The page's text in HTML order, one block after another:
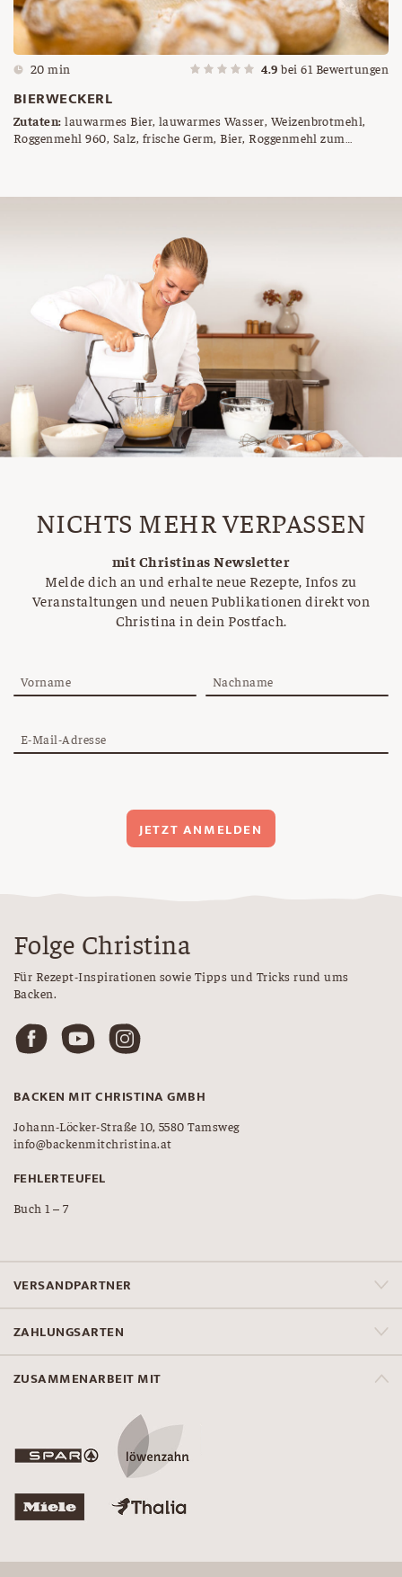
20 min 4.9 bei61 Bewertungen
BIERWECKERL
Zutaten: lauwarmes Bier, lauwarmes Wasser, Weizenbrotmehl,
Roggenmehl 960, Salz, frische Germ, Bier, Roggenmehl zum
NICHTS MEHR VERPASSEN
mit Christinas Newsletter
Melde dich an und erhalte neue Rezepte, Infos zu
Veranstaltungen und neuen Publikationen direkt von
Christina in dein Postfach.
Vorname Nachname
E-Mail-Adresse
JETZT ANMELDEN
Folge Christina
Für Rezept-Inspirationen sowie Tipps und Tricks rund ums
Backen.
BACKEN MIT CHRISTINA GMBH
Johann-Löcker-Straße 10, 5580 Tamsweg
info@backenmitchristina.at
FEHLERTEUFEL
Buch 1 – 7
VERSANDPARTNER
ZAHLUNGSARTEN
ZUSAMMENARBEIT MIT